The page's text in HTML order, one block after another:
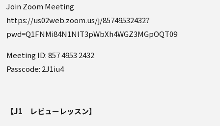
Join Zoom Meeting
https://us02web.zoom.us/j/85749532432?
pwd=Q1FNMi84N1NlT3pWbXh4WGZ3MGpOQT09
Meeting ID: 857 4953 2432
Passcode: 2J1iu4
【J1 レビューレッスン】